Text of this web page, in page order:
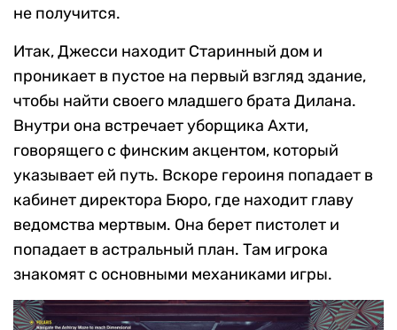
не получится.
Итак, Джесси находит Старинный дом и
проникает в пустое на первый взгляд здание,
чтобы найти своего младшего брата Дилана.
Внутри она встречает уборщика Ахти,
говорящего с финским акцентом, который
указывает ей путь. Вскоре героиня попадает в
кабинет директора Бюро, где находит главу
ведомства мертвым. Она берет пистолет и
попадает в астральный план. Там игрока
знакомят с основными механиками игры.